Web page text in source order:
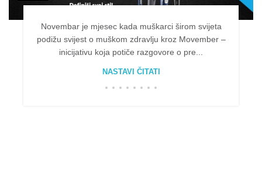
Novembar je mjesec kada muškarci širom svijeta
podižu svijest o muškom zdravlju kroz Movember –
inicijativu koja potiče razgovore o pre...
NASTAVI ČITATI